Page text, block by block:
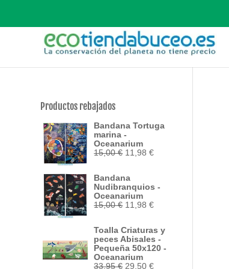
Productos rebajados
Bandana Tortuga
marina -
Oceanarium
15,00€ El
era:
15,00 €.
11,98€El
11,98 €.
Bandana
Nudibranquios -
Oceanarium
15,00€ El
era:
15,00 €.
11,98€El
es:
11,98 €.
Toalla Criaturas y
peces Abisales -
Pequeña 50x120 -
Oceanarium
33,95€ El
29,50€El